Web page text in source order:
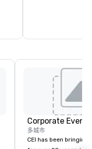
Corporate
多城市
CEI has been bringing